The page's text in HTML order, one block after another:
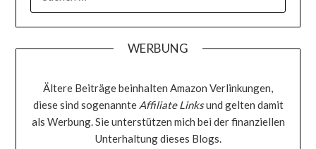
WERBUNG
Ältere Beiträge beinhalten Amazon Verlinkungen,
diese sind sogenannte Affiliate Linksund gelten damit
als Werbung. Sie unterstützen mich bei der finanziellen
Unterhaltung dieses Blogs.